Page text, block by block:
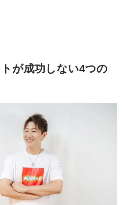
が成功しない4つの